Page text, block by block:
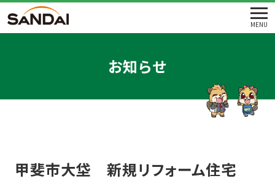
MENU
お知らせ
甲斐市大垈 新規リフォーム住宅